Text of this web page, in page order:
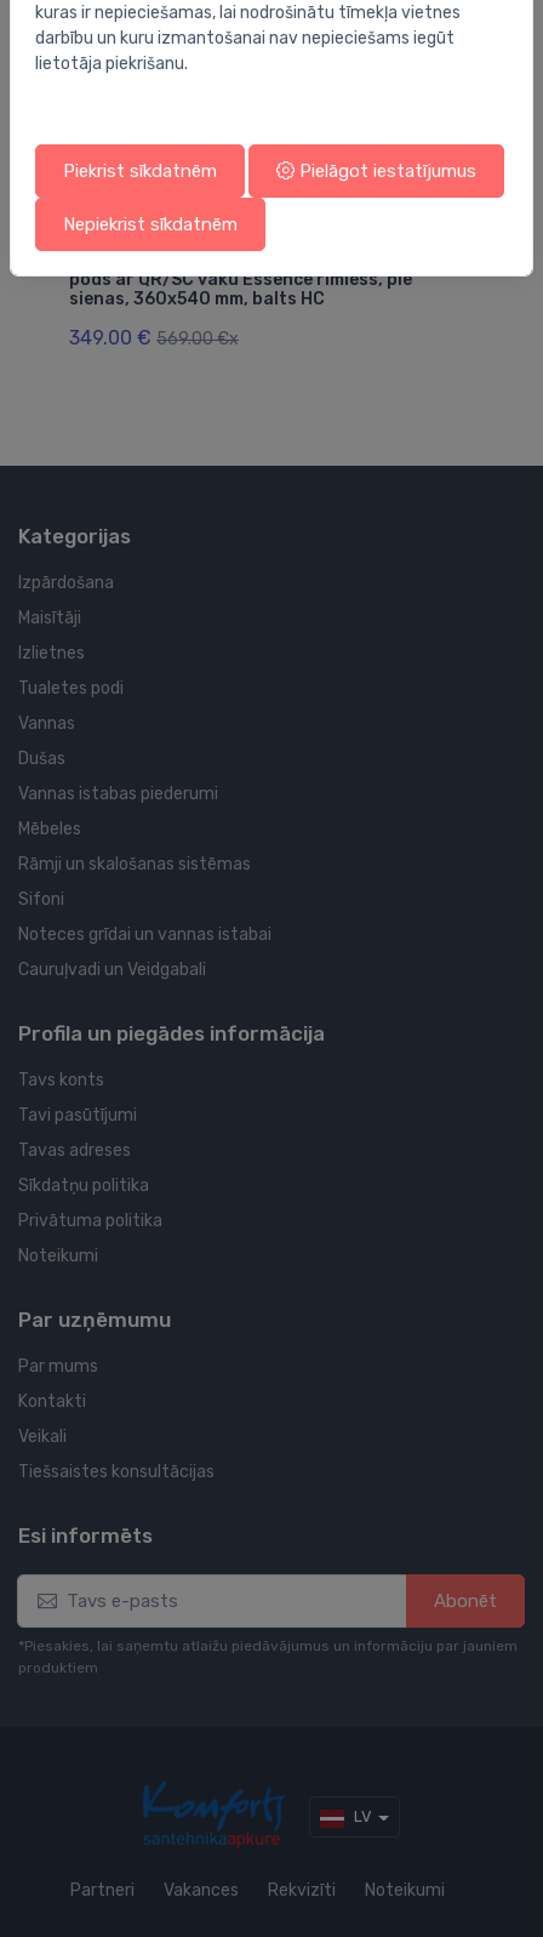
Tualetes podi
pods ar QR/SC vāku Essence rimless, pie
sienas, 360x540 mm, balts HC
349.00 € 569.00 €x
Kategorijas
Izpārdošana
Maisītāji
Izlietnes
Tualetes podi
Vannas
Dušas
Vannas istabas piederumi
Mēbeles
Rāmji un skalošanas sistēmas
Sifoni
Noteces grīdai un vannas istabai
Cauruļvadi un Veidgabali
Profila un piegādes informācija
Tavs konts
Tavi pasūtījumi
Tavas adreses
Sīkdatņu politika
Privātuma politika
Noteikumi
Par uzņēmumu
Par mums
Kontakti
Veikali
Tiešsaistes konsultācijas
Esi informēts
Abonēt
*Piesakies, lai saņemtu atlaižu piedāvājumus un informāciju par jauniem
produktiem
LV
Partneri Vakances Rekvizīti Noteikumi
kuras ir nepieciešamas, lai nodrošinātu tīmekļa vietnes
darbību un kuru izmantošanai nav nepieciešams iegūt
lietotāja piekrišanu.
Piekrist sīkdatnēm Pielāgot iestatījumus
Nepiekrist sīkdatnēm